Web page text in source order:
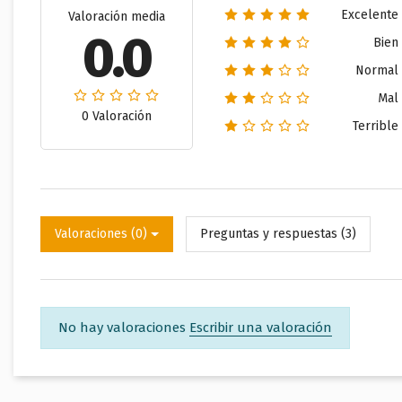
Valoración media
0.0
0 Valoración
Excelente
Bien
Normal
Mal
Terrible
Valoraciones (0) Preguntas y respuestas (3)
No hay valoraciones Escribir una valoración